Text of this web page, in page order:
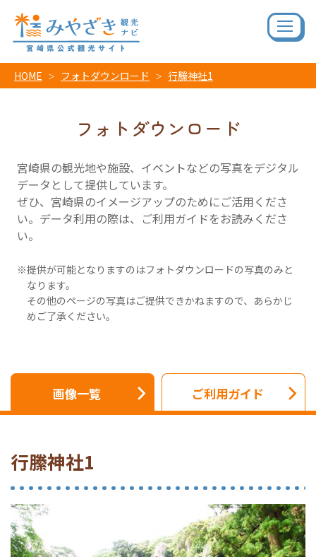
HOME フォトダウンロード 行縢神社1
フォトダウンロード
宮崎県の観光地や施設、イベントなどの写真をデジタル
データとして提供しています。
ぜひ、宮崎県のイメージアップのためにご活用くださ
い。データ利用の際は、ご利用ガイドをお読みくださ
い。
提供が可能となりますのはフォトダウンロードの写真のみと
なります。
その他のページの写真はご提供できかねますので、あらかじ
めご了承ください。
画像一覧 ご利用ガイド
行縢神社1